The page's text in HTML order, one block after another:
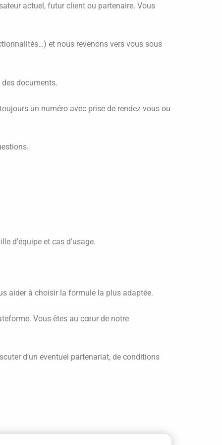
actuel, futur client ou partenaire. Vous
et nous revenons vers vous sous
documents.
un numéro avec prise de rendez-vous ou
d’équipe et cas d’usage.
aider à choisir la formule la plus adaptée.
Vous êtes au cœur de notre
d’un éventuel partenariat, de conditions